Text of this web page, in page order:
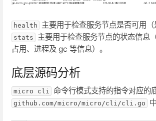
health 主要用于检查服务节点是否可用（
stats
主要用于检查服务节点的状态信息
占用、进程及 gc 等信息）。
底层源码分析
micro cli 命令行模式支持的指令对应的
github.com/micro/micro/cli/cli.go